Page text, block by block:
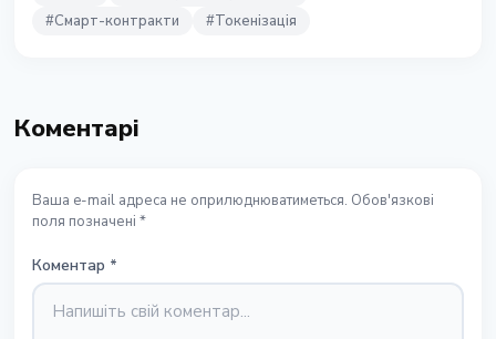
#Смарт-контракти #Токенізація
Коментарі
Ваша e-mail адреса не оприлюднюватиметься. Обов'язкові
поля позначені *
Коментар *